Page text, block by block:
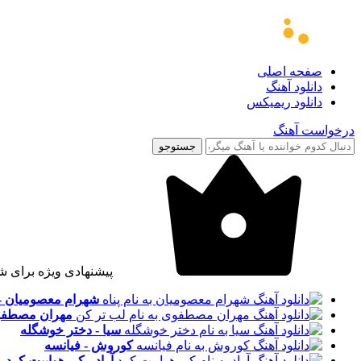
صفحه اصلی
دانلود آهنگ
دانلود ریمیکس
درخواست آهنگ
جستوجو
پیشنهادی ویژه برای
شهرام معصومیان -
مهران
سیا - دختر خوشگله
کوروش - فیانسه